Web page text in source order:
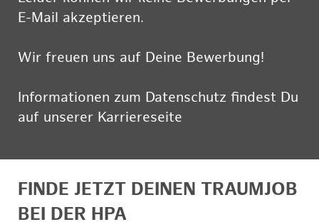
E-Mail akzeptieren.
Wir freuen uns auf Deine Bewerbung!
Informationen zum Datenschutz findest Du
auf unserer Karriereseite
FINDE JETZT DEINEN TRAUMJOB
BEI DER HPA